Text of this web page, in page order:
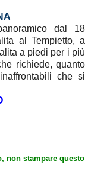
dal 18
al Tempietto, a
a piedi per i più
richiede, quanto
che si
non stampare questo